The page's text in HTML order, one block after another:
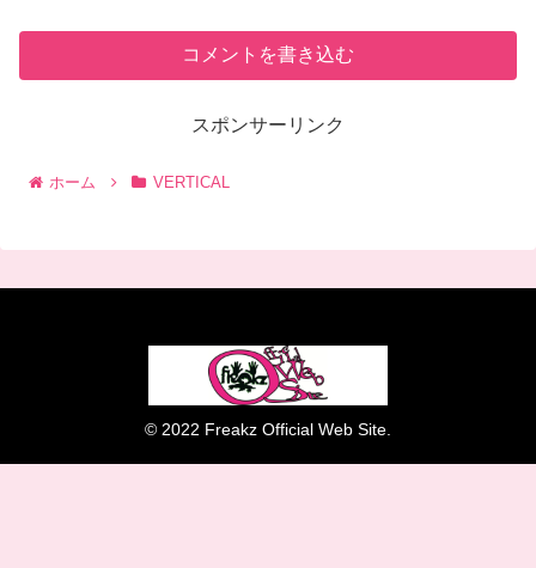
コメントを書き込む
スポンサーリンク
ホーム VERTICAL
© 2022 Freakz Official Web Site.